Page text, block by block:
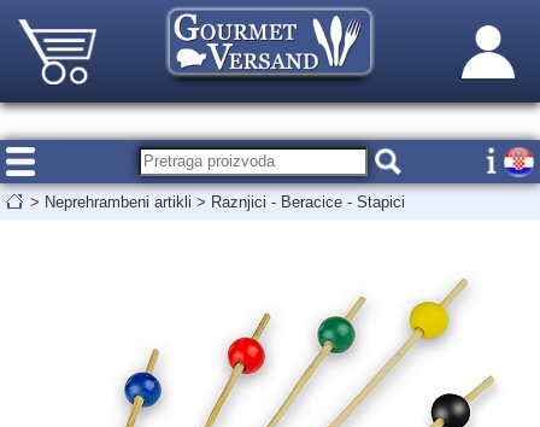
> Neprehrambeni artikli > Raznjici - Beracice - Stapici